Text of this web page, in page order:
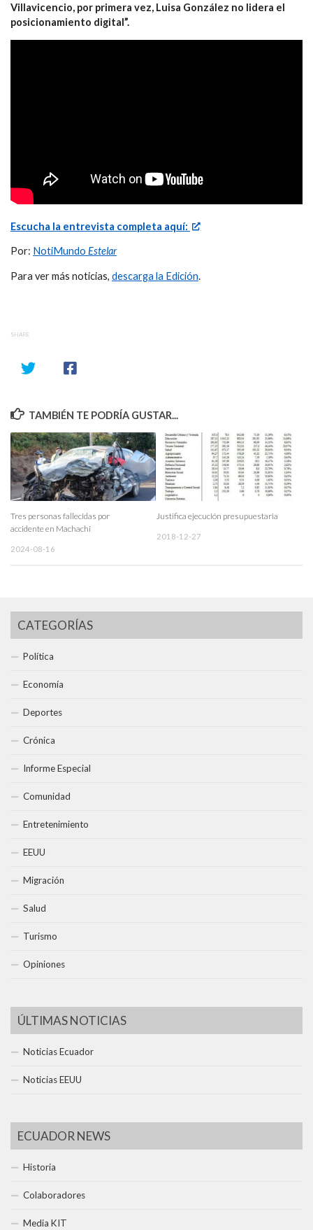
Villavicencio, por primera vez, Luisa González no lidera el
posicionamiento digital”.
Escucha la entrevista completa aquí:
Por: NotiMundo Estelar
Para ver más noticias, descarga la Edición.
SHARE
TAMBIÉN TE PODRÍA GUSTAR...
Tres personas fallecidas por
accidente en Machachi
2024-08-16
Justifica ejecución presupuestaria
2018-12-27
CATEGORÍAS
Política
Economía
Deportes
Crónica
Informe Especial
Comunidad
Entretenimiento
EEUU
Migración
Salud
Turismo
Opiniones
ÚLTIMAS NOTICIAS
Noticias Ecuador
Noticias EEUU
ECUADOR NEWS
Historia
Colaboradores
Media KIT